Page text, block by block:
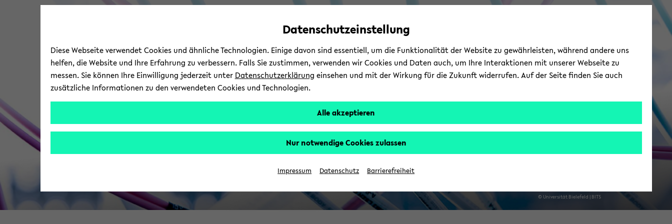
Automatische
vermeiden
zum
wechseln
zum
wechseln
zum
wechseln
Servicezentrum
© Uni­ver­si­tät Bie­le­feld | BITS
Datenschutzeinstellung
Diese Webseite verwendet Cookies und ähnliche Technologien. Einige davon sind essentiell, um die Funktionalität der Website zu gewährleisten, während andere uns
helfen, die Website und Ihre Erfahrung zu verbessern. Falls Sie zustimmen, verwenden wir Cookies und Daten auch, um Ihre Interaktionen mit unserer Webseite zu
messen. Sie können Ihre Einwilligung jederzeit unter Datenschutzerklärung einsehen und mit der Wirkung für die Zukunft widerrufen. Auf der Seite finden Sie auch
zusätzliche Informationen zu den verwendeten Cookies und Technologien.
Alle akzeptieren
Nur notwendige Cookies zulassen
Impressum Datenschutz Barrierefreiheit